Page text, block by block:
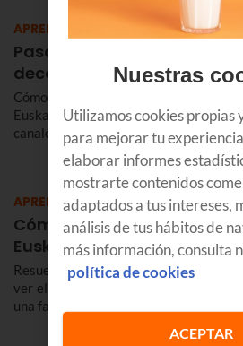
APRENDE
Pasos para activar el
deco de Euskaltel
Cómo activar el control parental en
Euskaltel para que los niños no vean
canales.
APRENDE
Cómo pagar una factura
Euskaltel
Resuelve todas tus dudas sobre tu
ver el detalle de tu factura en el área
una factura de Euskaltel pendiente.
Nuestras
Utilizamos cookies propias
para mejorar tu
elaborar informes
mostrarte contenidos
adaptados a tus intereses,
análisis de tus hábitos de
más información, consulta
política de cookies
ACEPTAR